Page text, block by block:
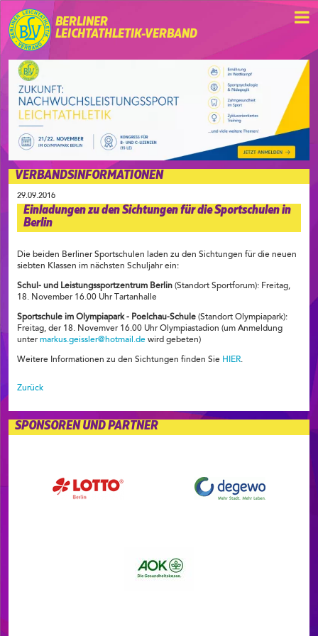
BERLINER
LEICHTATHLETIK-VERBAND
VERBANDSINFORMATIONEN
29.09.2016
Einladungen zu den Sichtungen für die Sportschulen in
Berlin
Die beiden Berliner Sportschulen laden zu den Sichtungen für die neuen
siebten Klassen im nächsten Schuljahr ein:
Schul- und Leistungssportzentrum Berlin (Standort Sportforum): Freitag,
18. November 16.00 Uhr Tartanhalle
Sportschule im Olympiapark - Poelchau-Schule (Standort Olympiapark):
Freitag, der 18. Novemver 16.00 Uhr Olympiastadion (um Anmeldung
unter markus.geissler@hotmail.de wird gebeten)
Weitere Informationen zu den Sichtungen finden Sie HIER.
Zurück
SPONSOREN UND PARTNER